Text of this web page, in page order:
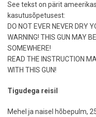
See tekst on pärit
kasutusõpetusest:
DO NOT EVER NEVER DRY
WARNING! THIS GUN MAY
SOMEWHERE!
READ THE INSTRUCTION
WITH THIS GUN!
Tigudega reisil
Mehel ja naisel hõbepulm,